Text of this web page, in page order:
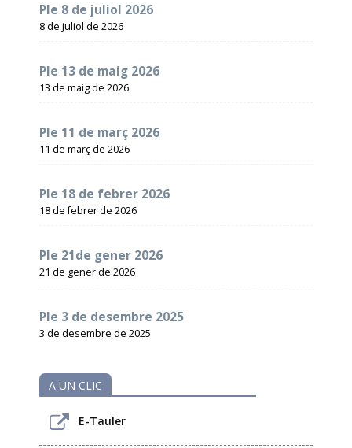
Ple 8 de juliol 2026
8 de juliol de 2026
Ple 13 de maig 2026
13 de maig de 2026
Ple 11 de març 2026
11 de març de 2026
Ple 18 de febrer 2026
18 de febrer de 2026
Ple 21de gener 2026
21 de gener de 2026
Ple 3 de desembre 2025
3 de desembre de 2025
A UN CLIC
E-Tauler